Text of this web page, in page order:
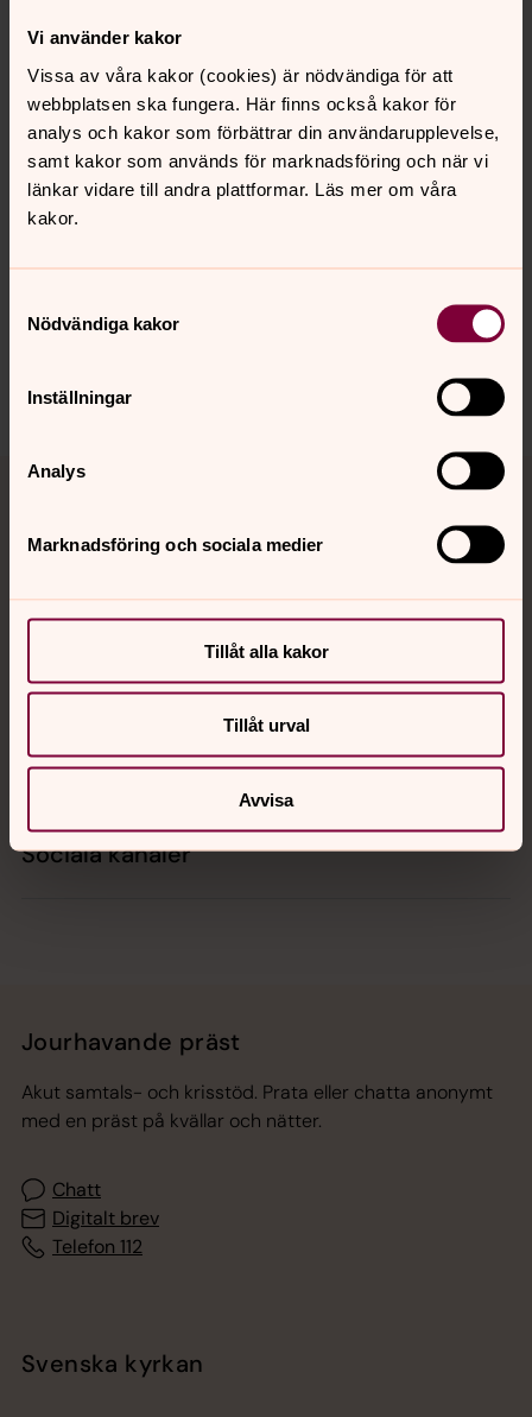
Vi använder kakor
Vissa av våra kakor (cookies) är nödvändiga för att
webbplatsen ska fungera. Här finns också kakor för
analys och kakor som förbättrar din användarupplevelse,
samt kakor som används för marknadsföring och när vi
länkar vidare till andra plattformar. Läs mer om våra
kakor.
Nödvändiga kakor
Inställningar
Analys
Marknadsföring och sociala medier
Tillåt alla kakor
Tillåt urval
Avvisa
finns i psalmboken.
Fler frågor och svar här
innehåll?
Dela
Tillbaka till toppen
Tillbaka till innehållet
Kalender
Hitta snabbt
Sociala kanaler
Jourhavande präst
Akut samtals- och krisstöd. Prata eller chatta anonymt
med en präst på kvällar och nätter.
Chatt
Digitalt brev
Telefon 112
Svenska kyrkan